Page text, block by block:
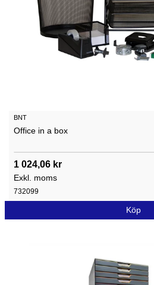
BNT
Office in a box
1 024,06 kr
Exkl. moms
732099
Köp